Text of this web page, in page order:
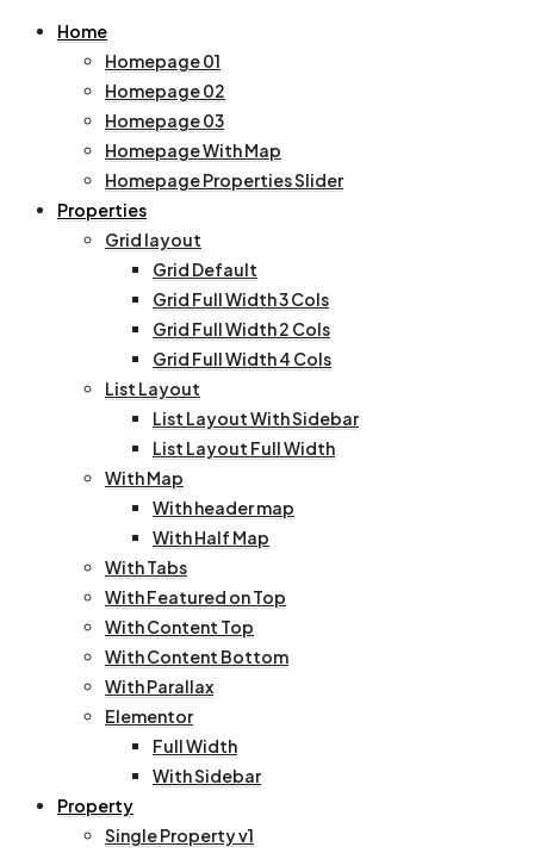
Home
Homepage 01
Homepage 02
Homepage 03
Homepage With Map
Homepage Properties Slider
Properties
Grid layout
Grid Default
Grid Full Width 3 Cols
Grid Full Width 2 Cols
Grid Full Width 4 Cols
List Layout
List Layout With Sidebar
List Layout Full Width
With Map
With header map
With Half Map
With Tabs
With Featured on Top
With Content Top
With Content Bottom
With Parallax
Elementor
Full Width
With Sidebar
Property
Single Property v1